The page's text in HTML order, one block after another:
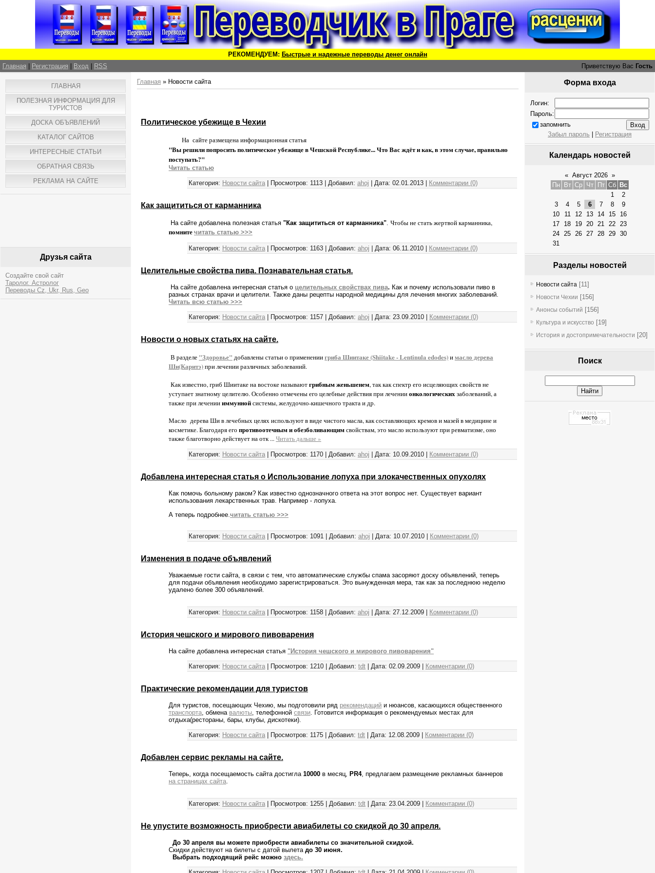
РЕКОМЕНДУЕМ: Быстрые и надежные переводы денег онлайн
Главная
Регистрация Вход RSS Приветствую Вас Гость
ГЛАВНАЯ
ПОЛЕЗНАЯ ИНФОРМАЦИЯ ДЛЯ
ТУРИСТОВ
ДОСКА ОБЪЯВЛЕНИЙ
КАТАЛОГ САЙТОВ
ИНТЕРЕСНЫЕ СТАТЬИ
ОБРАТНАЯ СВЯЗЬ
РЕКЛАМА НА САЙТЕ
Друзья сайта
Создайте свой сайт
Таролог. Астролог
Переводы Cz, Ukr, Rus, Geo
Главная » Новости сайта
Политическое убежище в Чехии
На сайте размещена информационная статья
"Вы решили попросить политическое убежище в Чешской Республике... Что Вас ждёт и как, в этом случае, правильно
поступать?"
Читать статью
Категория: Новости сайта Просмотров: 1113 Добавил: ahoj Дата: 02.01.2013 Комментарии (0)
Как защититься от карманника
На сайте добавлена полезная статья "Как защититься от карманника". Чтобы не стать жертвой карманника,
помните читать статью >>>
Категория: Новости сайта Просмотров: 1163 Добавил: ahoj Дата: 06.11.2010 Комментарии (0)
Целительные свойства пива. Познавательная статья.
На сайте добавлена интересная статья о целительных свойствах пива. Как и почему использовали пиво в
разных странах врачи и целители. Также даны рецепты народной медицины для лечения многих заболеваний.
Читать всю статью >>>
Категория: Новости сайта Просмотров: 1157 Добавил: ahoj Дата: 23.09.2010 Комментарии (0)
Новости о новых статьях на сайте.
В разделе "Здоровье" добавлены статьи о применениигриба Шиитаке (Shiitake - Lentinula edodes)имасло дерева
Ши(Каритэ)при лечении различных заболеваний.
Как известно, гриб Шиитаке на востоке называютгрибным женьшенем, так как спектр его исцеляющих свойств не
уступает знатному целителю. Особенно отмечены его целебные действия при лечениионкологическихзаболеваний, а
также при лечениииммуннойсистемы, желудочно-кишечного тракта и др.
Масло дерева Ши в лечебных целях используют в виде чистого масла, как составляющих кремов и мазей в медицине и
косметике. Благодаря его противоотечным и обезболивающимсвойствам, это масло используют при ревматизме, оно
также благотворно действует на отк...Читать дальше »
Категория: Новости сайта Просмотров: 1170 Добавил: ahoj Дата: 10.09.2010 Комментарии (0)
Добавлена интересная статья о Использование лопуха при злокачественных опухолях
Как помочь больному раком? Как известно однозначного ответа на этот вопрос нет. Существует вариант
использования лекарственных трав. Например - лопуха.
А теперь подробнее. читать статью >>>
Категория: Новости сайта Просмотров: 1091 Добавил: ahoj Дата: 10.07.2010 Комментарии (0)
Изменения в подаче объявлений
Уважаемые гости сайта, в связи с тем, что автоматические службы спама засоряют доску объявлений, теперь
для подачи объявления необходимо зарегистрироваться. Это вынужденная мера, так как за последнюю неделю
удалено более 300 объявлений.
Категория: Новости сайта Просмотров: 1158 Добавил: ahoj Дата: 27.12.2009 Комментарии (0)
История чешского и мирового пивоварения
На сайте добавлена интересная статья "История чешского и мирового пивоварения"
Категория: Новости сайта Просмотров: 1210 Добавил: tdt Дата: 02.09.2009 Комментарии (0)
Практические рекомендации для туристов
Для туристов, посещающих Чехию, мы подготовили ряд рекомендаций и нюансов, касающихся общественного
транспорта, обмена валюты, телефонной связи. Готовится информация о рекомендуемых местах для
отдыха(рестораны, бары, клубы, дискотеки).
Категория: Новости сайта Просмотров: 1175 Добавил: tdt Дата: 12.08.2009 Комментарии (0)
Добавлен сервис рекламы на сайте.
Теперь, когда посещаемость сайта достигла 10000 в месяц, PR4, предлагаем размещение рекламных баннеров
на страницах сайта.
Категория: Новости сайта Просмотров: 1255 Добавил: tdt Дата: 23.04.2009 Комментарии (0)
Не упустите возможность приобрести авиабилеты со скидкой до 30 апреля.
До 30 апреля вы можете приобрести авиабилеты со значительной скидкой.
Скидки действуют на билеты с датой вылетадо 30 июня.
Выбрать подходящий рейс можно здесь.
Форма входа
Логин:
Пароль:
запомнить
Забыл пароль
Регистрация
Календарь новостей
« Август 2026 »
Пн
Вт Ср Чт Пт Сб Вс
1
2
3
4 5 6 7 8
9
10
11 12 13 14 15
16
17
18 19 20 21 22 23
24 25 26 27 28 29 30
31
Разделы новостей
Новости сайта [11]
Новости Чехии [156]
Анонсы событий [156]
Культура и искусство [19]
История и достопримечательности [20]
Поиск